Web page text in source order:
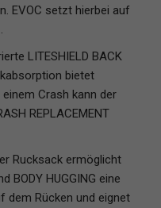
EVOC setzt hierbei auf
LITESHIELD BACK
bietet
Crash kann der
REPLACEMENT
Rucksack ermöglicht
BODY HUGGING eine
dem Rücken und eignet